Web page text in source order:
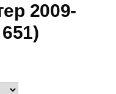
2009-